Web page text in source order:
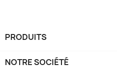
PRODUITS
NOTRE SOCIÉTÉ